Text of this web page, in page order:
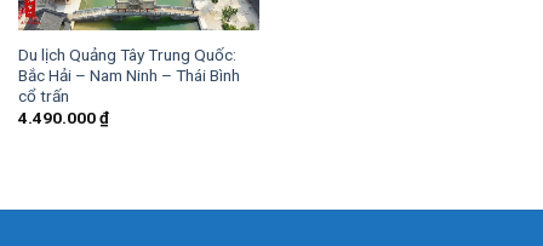
Du lịch Quảng Tây Trung Quốc:
Bắc Hải – Nam Ninh – Thái Bình
cổ trấn
4.490.000₫